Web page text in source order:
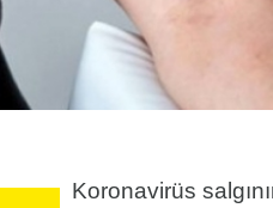
Koronavirüs